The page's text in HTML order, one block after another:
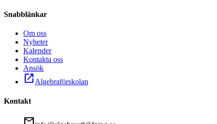
Snabblänkar
Om oss
Nyheter
Kalender
Kontakta oss
Ansök
open_in_new Algebraförskolan
Kontakt